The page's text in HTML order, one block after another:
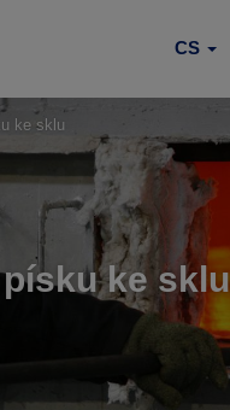
CS
ke sklu
ke sklu